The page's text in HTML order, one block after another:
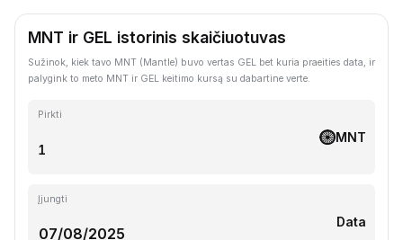
MNT ir GEL istorinis skaičiuotuvas
Sužinok, kiek tavo MNT (Mantle) buvo vertas GEL bet kuria praeities data, ir
palygink to meto MNT ir GEL keitimo kursą su dabartine verte.
Pirkti
MNT
Įjungti
Data